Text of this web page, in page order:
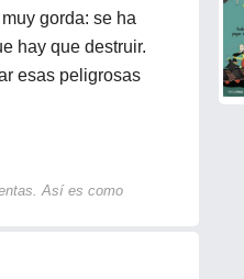
gorda: se ha
hay que destruir.
esas peligrosas
Así es como